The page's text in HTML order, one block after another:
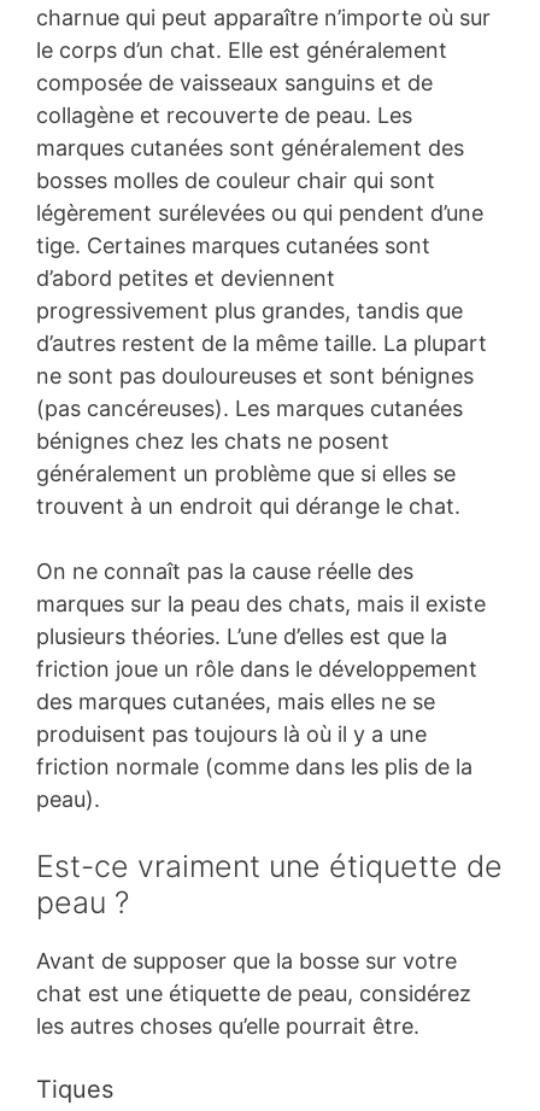
charnue qui peut apparaître n’importe où sur
le corps d’un chat. Elle est généralement
composée de vaisseaux sanguins et de
collagène et recouverte de peau. Les
marques cutanées sont généralement des
bosses molles de couleur chair qui sont
légèrement surélevées ou qui pendent d’une
tige. Certaines marques cutanées sont
d’abord petites et deviennent
progressivement plus grandes, tandis que
d’autres restent de la même taille. La plupart
ne sont pas douloureuses et sont bénignes
(pas cancéreuses). Les marques cutanées
bénignes chez les chats ne posent
généralement un problème que si elles se
trouvent à un endroit qui dérange le chat.
On ne connaît pas la cause réelle des
marques sur la peau des chats, mais il existe
plusieurs théories. L’une d’elles est que la
friction joue un rôle dans le développement
des marques cutanées, mais elles ne se
produisent pas toujours là où il y a une
friction normale (comme dans les plis de la
peau).
Est-ce vraiment une étiquette de
peau ?
Avant de supposer que la bosse sur votre
chat est une étiquette de peau, considérez
les autres choses qu’elle pourrait être.
Tiques